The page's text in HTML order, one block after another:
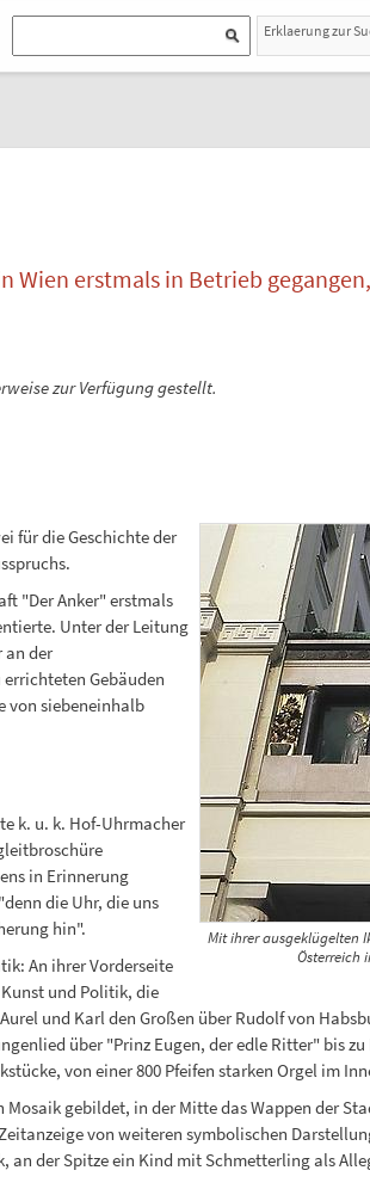
Erklaerung zur
Wien erstmals in Betrieb
zur Verfügung gestellt.
Mit ihrer ausgeklügelten
Österreich
für die Geschichte der
"Der Anker" erstmals
Unter der Leitung
an der
Gebäuden
von siebeneinhalb
k. u. k. Hof-Uhrmacher
in Erinnerung
die Uhr, die uns
hin".
An ihrer Vorderseite
und Politik, die
und Karl den Großen über Rudolf von
über "Prinz Eugen, der edle Ritter" bis
von einer 800 Pfeifen starken Orgel im
gebildet, in der Mitte das Wappen der
von weiteren symbolischen
der Spitze ein Kind mit Schmetterling als